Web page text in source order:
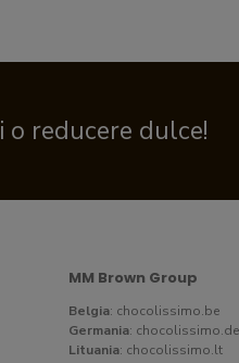
reducere dulce!
MM Brown Group
Belgia: chocolissimo.be
Germania: chocolissimo.de
Lituania: chocolissimo.lt